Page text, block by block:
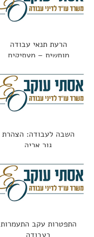
הרעת תנאי עבודה
מוחשית – מעסיקים
השבה לעבודה: הצהרת
גור אריה
התפטרות עקב התעמרות